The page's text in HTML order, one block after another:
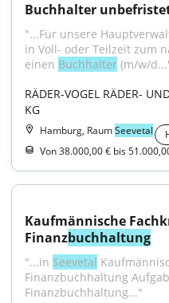
Buchhalter
"...Für unsere
in Voll- oder Teilzeit zum
einen Buchhalter (m/w/
RÄDER-VOGEL RÄDER-
KG
Hamburg, RaumSeevetal
Von 38.000,00 € bis
Kaufmännische
Finanzbuchhaltung
"...in Seevetal
Finanzbuchhaltung
Finanzbuchhaltung..."